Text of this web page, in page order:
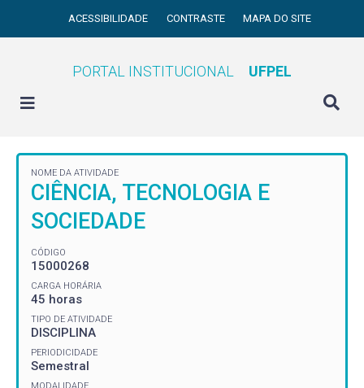
ACESSIBILIDADE CONTRASTE MAPA DO SITE
PORTAL INSTITUCIONAL UFPEL
NOME DA ATIVIDADE
CIÊNCIA, TECNOLOGIA E
SOCIEDADE
CÓDIGO
15000268
CARGA HORÁRIA
45 horas
TIPO DE ATIVIDADE
DISCIPLINA
PERIODICIDADE
Semestral
MODALIDADE